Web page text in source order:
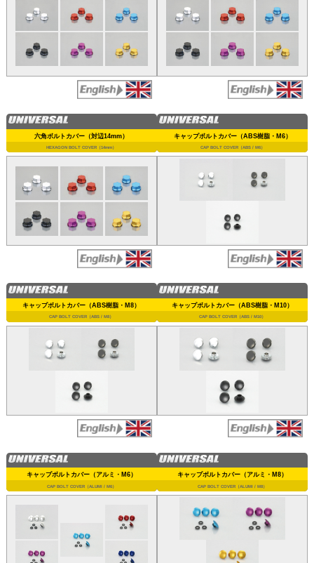
六角ボルトカバー（対辺14mm）
HEXAGON BOLT COVER（14mm）
キャップボルトカバー（ABS樹脂・M6）
CAP BOLT COVER（ABS / M6）
キャップボルトカバー（ABS樹脂・M8）
CAP BOLT COVER（ABS / M8）
キャップボルトカバー（ABS樹脂・M10）
CAP BOLT COVER（ABS / M10）
キャップボルトカバー（アルミ・M6）
CAP BOLT COVER（ALUMI / M6）
キャップボルトカバー（アルミ・M8）
CAP BOLT COVER（ALUMI / M8）